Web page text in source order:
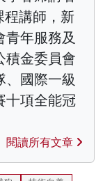
程講師，新
年服務及
積金委員會
、國際一級
十項全能冠
閱讀所有文章